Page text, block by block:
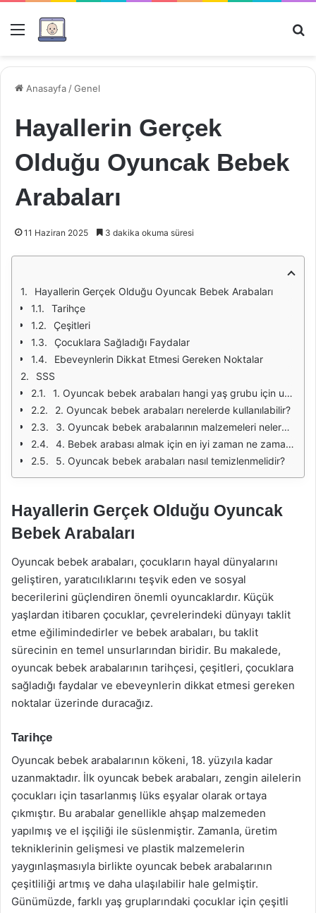
Menü
Anasayfa /Genel
Hayallerin Gerçek
Olduğu Oyuncak Bebek
Arabaları
11 Haziran 2025 3 dakika okuma süresi
Hayallerin Gerçek Olduğu Oyuncak Bebek Arabaları
Tarihçe
Çeşitleri
Çocuklara Sağladığı Faydalar
Ebeveynlerin Dikkat Etmesi Gereken Noktalar
SSS
1. Oyuncak bebek arabaları hangi yaş grubu için uygundur?
2. Oyuncak bebek arabaları nerelerde kullanılabilir?
3. Oyuncak bebek arabalarının malzemeleri nelerdir?
4. Bebek arabası almak için en iyi zaman ne zamandır?
5. Oyuncak bebek arabaları nasıl temizlenmelidir?
Hayallerin Gerçek Olduğu Oyuncak
Bebek Arabaları
Oyuncak bebek arabaları, çocukların hayal dünyalarını
geliştiren, yaratıcılıklarını teşvik eden ve sosyal
becerilerini güçlendiren önemli oyuncaklardır. Küçük
yaşlardan itibaren çocuklar, çevrelerindeki dünyayı taklit
etme eğilimindedirler ve bebek arabaları, bu taklit
sürecinin en temel unsurlarından biridir. Bu makalede,
oyuncak bebek arabalarının tarihçesi, çeşitleri, çocuklara
sağladığı faydalar ve ebeveynlerin dikkat etmesi gereken
noktalar üzerinde duracağız.
Tarihçe
Oyuncak bebek arabalarının kökeni, 18. yüzyıla kadar
uzanmaktadır. İlk oyuncak bebek arabaları, zengin ailelerin
çocukları için tasarlanmış lüks eşyalar olarak ortaya
çıkmıştır. Bu arabalar genellikle ahşap malzemeden
yapılmış ve el işçiliği ile süslenmiştir. Zamanla, üretim
tekniklerinin gelişmesi ve plastik malzemelerin
yaygınlaşmasıyla birlikte oyuncak bebek arabalarının
çeşitliliği artmış ve daha ulaşılabilir hale gelmiştir.
Günümüzde, farklı yaş gruplarındaki çocuklar için çeşitli